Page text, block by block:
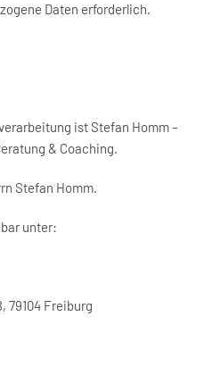
Daten erforderlich.
ist Stefan Homm –
& Coaching.
Stefan Homm.
unter:
Freiburg